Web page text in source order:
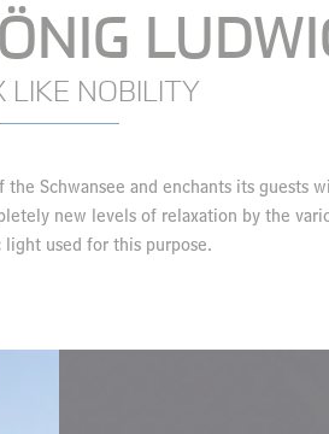
LIKE NOBILITY
Schwansee and enchants its guests
new levels of relaxation by the
light used for this purpose.